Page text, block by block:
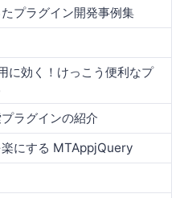
プラグイン開発事例集
に効く！けっこう便利なプ
ラグインの紹介
にする MTAppjQuery